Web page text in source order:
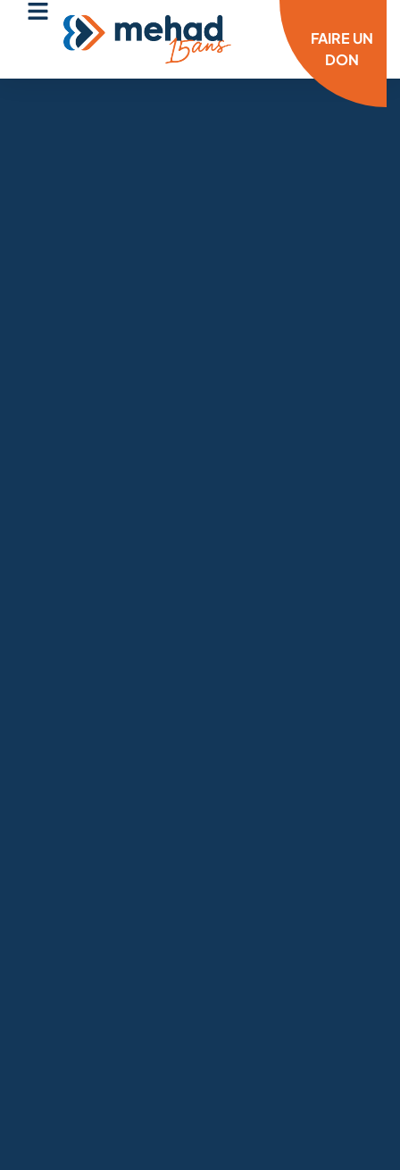
FAIRE UN
DON